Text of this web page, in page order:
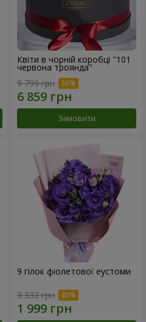
Квіти в чорній коробці "101
червона троянда"
9 799 грн
Замовити
9 гілок фіолетової еустоми
3 332 грн